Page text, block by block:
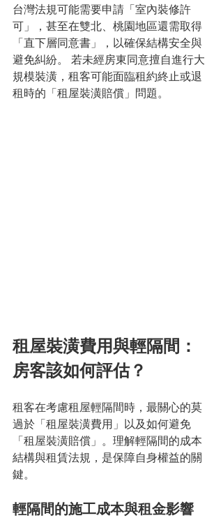
台灣法規可能需要申請「室內裝修許
可」，甚至在雙北、桃園地區還需取得
「直下層同意書」，以確保結構安全與
避免糾紛。 若未經房東同意擅自進行大
規模裝潢，租客可能面臨租約終止或退
租時的「租屋裝潢賠償」問題。
租屋裝潢費用與輕隔間：
房客該如何評估？
租客在考慮租屋輕隔間時，最關心的莫
過於「租屋裝潢費用」以及如何避免
「租屋裝潢賠償」。理解輕隔間的成本
結構與租賃法規，是保障自身權益的關
鍵。
輕隔間的施工成本與租金影響